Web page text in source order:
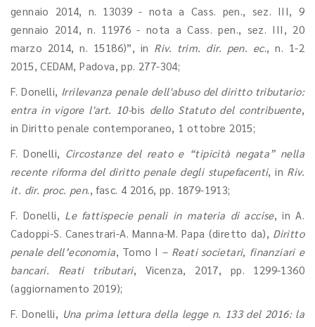
gennaio 2014, n. 13039 - nota a Cass. pen., sez. III, 9
gennaio 2014, n. 11976 - nota a Cass. pen., sez. III, 20
marzo 2014, n. 15186)”, in Riv. trim. dir. pen. ec., n. 1-2
2015, CEDAM, Padova, pp. 277-304;
F. Donelli, Irrilevanza penale dell'abuso del diritto tributario:
entra in vigore l'art. 10-bis dello Statuto del contribuente,
in Diritto penale contemporaneo, 1 ottobre 2015;
F. Donelli, Circostanze del reato e “tipicità negata” nella
recente riforma del diritto penale degli stupefacenti, in Riv.
it. dir. proc. pen., fasc. 4 2016, pp. 1879-1913;
F. Donelli, Le fattispecie penali in materia di accise, in A.
Cadoppi-S. Canestrari-A. Manna-M. Papa (diretto da), Diritto
penale dell’economia, Tomo I – Reati societari, finanziari e
bancari. Reati tributari, Vicenza, 2017, pp. 1299-1360
(aggiornamento 2019);
F. Donelli, Una prima lettura della legge n. 133 del 2016: la